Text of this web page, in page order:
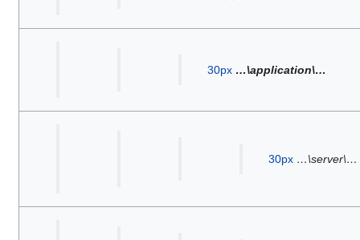
30px …\application\…
30px …\server\…